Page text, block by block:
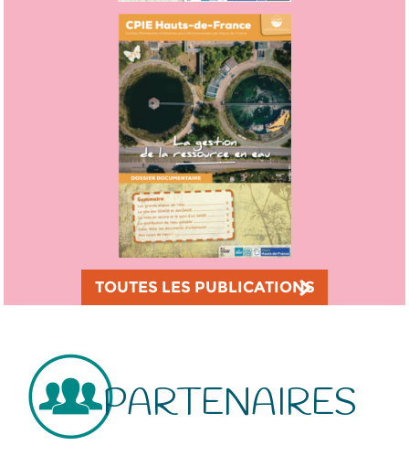
TOUTES LES PUBLICATIONS
PARTENAIRES